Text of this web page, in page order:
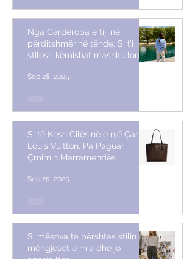
Nga Gardëroba e tij, në
përditshmërinë tënde. Si t’i
stilosh këmishat mashkullore
Sep 28, 2025
Si të Kesh Cilësinë e një Çante
Louis Vuitton, Pa Paguar
Çmimin Marramendës
Sep 25, 2025
Si mësova ta përshtas stilin me
mëngjeset e mia dhe jo